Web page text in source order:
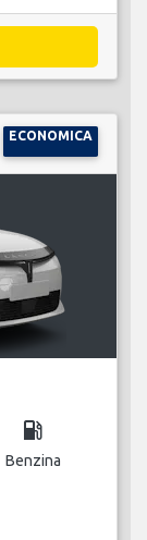
ECONOMICA
local_gas_station
Benzina